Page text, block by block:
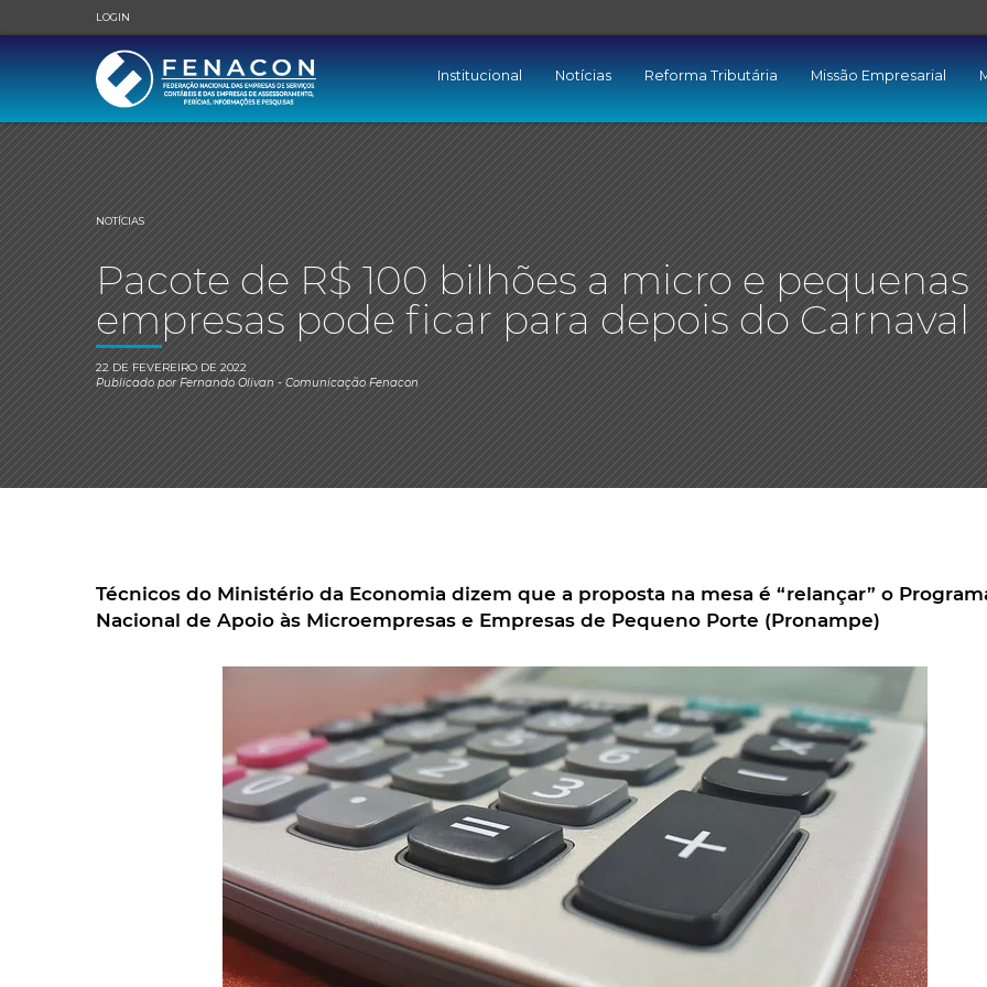
LOGIN
Institucional Notícias Reforma Tributária Missão Empresarial
NOTÍCIAS
Pacote de R$ 100 bilhões a micro e pequenas
empresas pode ficar para depois do Carnaval
22 DE FEVEREIRO DE 2022
Publicado porFernando Olivan- Comunicação Fenacon
Técnicos do Ministério da Economia dizem que a proposta na mesa é “relançar” o
Nacional de Apoio às Microempresas e Empresas de Pequeno Porte (Pronampe)